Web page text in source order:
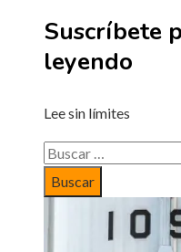
Suscríbete
leyendo
Lee sin límites
Buscar: